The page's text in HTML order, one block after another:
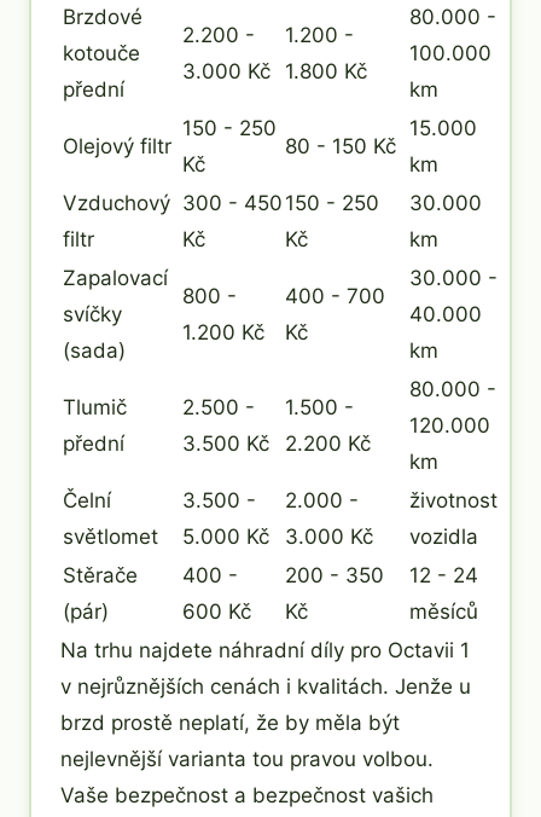
Brzdové
kotouče
přední
2.200 -
3.000 Kč
1.200 -
1.800 Kč
80.000 -
100.000
km
Olejový filtr
150 - 250
Kč
80 - 150 Kč
15.000
km
Vzduchový
filtr
300 - 450
Kč
150 - 250
Kč
30.000
km
Zapalovací
svíčky
(sada)
800 -
1.200 Kč
400 - 700
Kč
30.000 -
40.000
km
Tlumič
přední
2.500 -
3.500 Kč
1.500 -
2.200 Kč
80.000 -
120.000
km
Čelní
světlomet
3.500 -
5.000 Kč
2.000 -
3.000 Kč
životnost
vozidla
Stěrače
(pár)
400 -
600 Kč
200 - 350
Kč
12 - 24
měsíců
Na trhu najdete náhradní díly pro Octavii 1
v nejrůznějších cenách i kvalitách. Jenže u
brzd prostě neplatí, že by měla být
nejlevnější varianta tou pravou volbou.
Vaše bezpečnost a bezpečnost vašich